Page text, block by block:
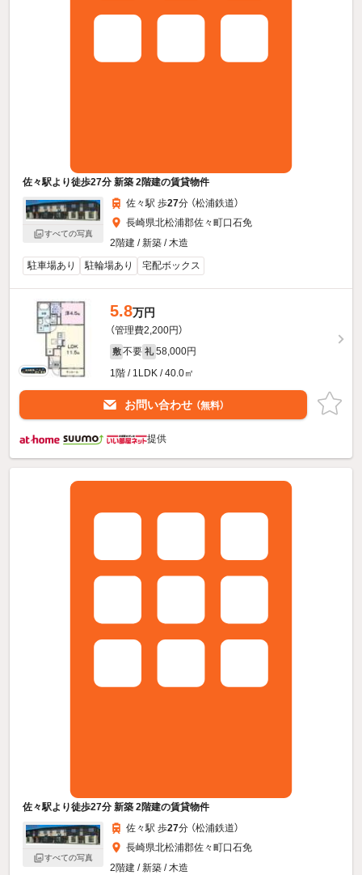
佐々駅より徒歩27分 新築 2階建の賃貸物件
すべての写真
佐々駅 歩27分 （松浦鉄道）
長崎県北松浦郡佐々町口石免
2階建 / 新築 / 木造
駐車場あり
駐輪場あり 宅配ボックス
5.8万円
（管理費2,200円）
敷 不要 礼 58,000円
1階 / 1LDK / 40.0㎡
お問い合わせ （無料）
提供
佐々駅より徒歩27分 新築 2階建の賃貸物件
すべての写真
佐々駅 歩27分 （松浦鉄道）
長崎県北松浦郡佐々町口石免
2階建 / 新築 / 木造